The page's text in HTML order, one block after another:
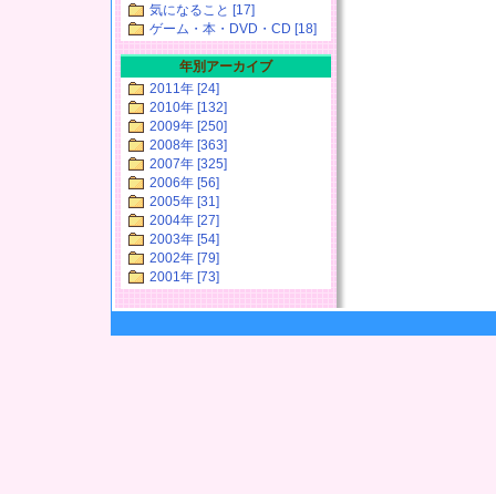
気になること [17]
ゲーム・本・DVD・CD [18]
年別アーカイブ
2011年 [24]
2010年 [132]
2009年 [250]
2008年 [363]
2007年 [325]
2006年 [56]
2005年 [31]
2004年 [27]
2003年 [54]
2002年 [79]
2001年 [73]